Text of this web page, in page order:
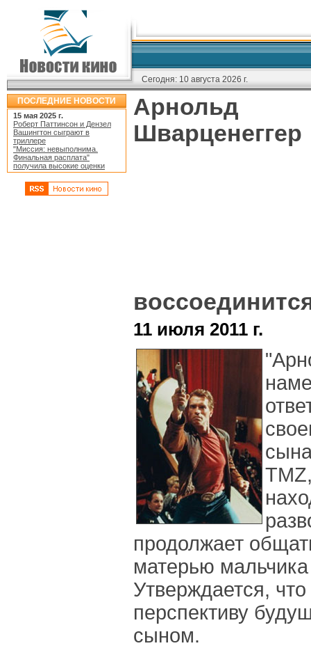
Сегодня: 10 августа 2026 г.
ПОСЛЕДНИЕ НОВОСТИ
15 мая 2025 г.
Роберт Паттинсон и Дензел
Вашингтон сыграют в
триллере
"Миссия: невыполнима.
Финальная расплата"
получила высокие оценки
Арнольд
Шварценеггер
11 июля 2011 г.
"
продолжает
матерью
Утверждается,
перспективу
сыном.